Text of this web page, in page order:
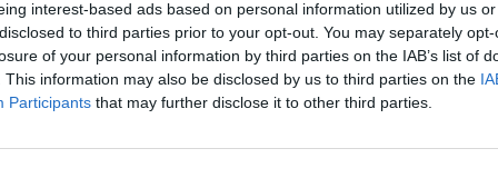
interest-based ads based on personal information utilized by us
to third parties prior to your opt-out. You may separately
of your personal information by third parties on the IAB’s list of
This information may also be disclosed by us to third parties on the
Participants that may further disclose it to other third parties.
még nem alakult ki teljesen, az ő
szemben.